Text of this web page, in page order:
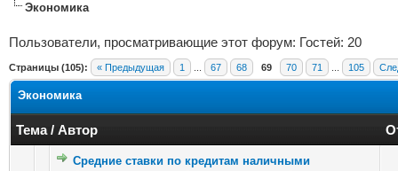
Экономика
Пользователи, просматривающие этот форум: Гостей: 20
Страницы (105): « Предыдущая 1 67 68 69 70 71 105
Экономика
Тема/ Автор
Средние ставки по кредитам наличными